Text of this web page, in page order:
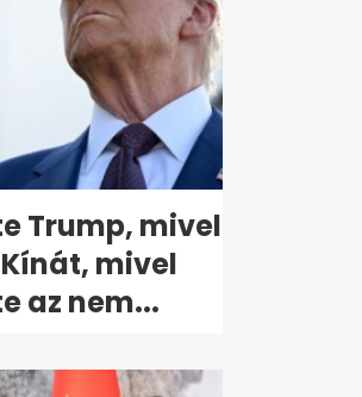
Trump, mivel
mivel
az nem...